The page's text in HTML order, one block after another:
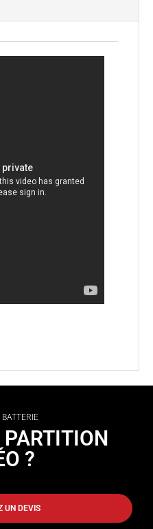
PARTITION
?
UN DEVIS